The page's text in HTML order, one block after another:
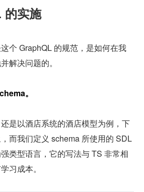
的实施
个 GraphQL 的规范，是如何在我
解决问题的。
。
是以酒店系统的酒店模型为例，下
而我们定义 schema 所使用的 SDL
类型语言，它的写法与 TS 非常相
习成本。